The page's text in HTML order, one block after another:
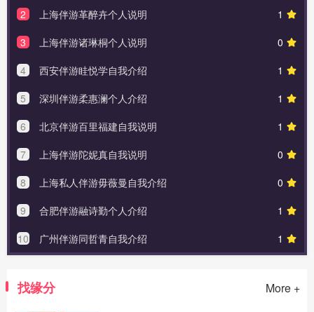
1
2
上海伴游革醉卉个人说明
0
3
上海伴游诸琳桐个人说明
1
4
西安伴游眭悦学自我介绍
1
5
深圳伴游柔惠澜个人介绍
1
6
北京伴游百里福建自我说明
0
7
上海伴游陀妮真自我说明
0
8
上海私人伴游毋薇曼自我介绍
1
9
合肥伴游融诗勤个人介绍
1
10 广州伴游同哲青自我介绍
找缘分 More +